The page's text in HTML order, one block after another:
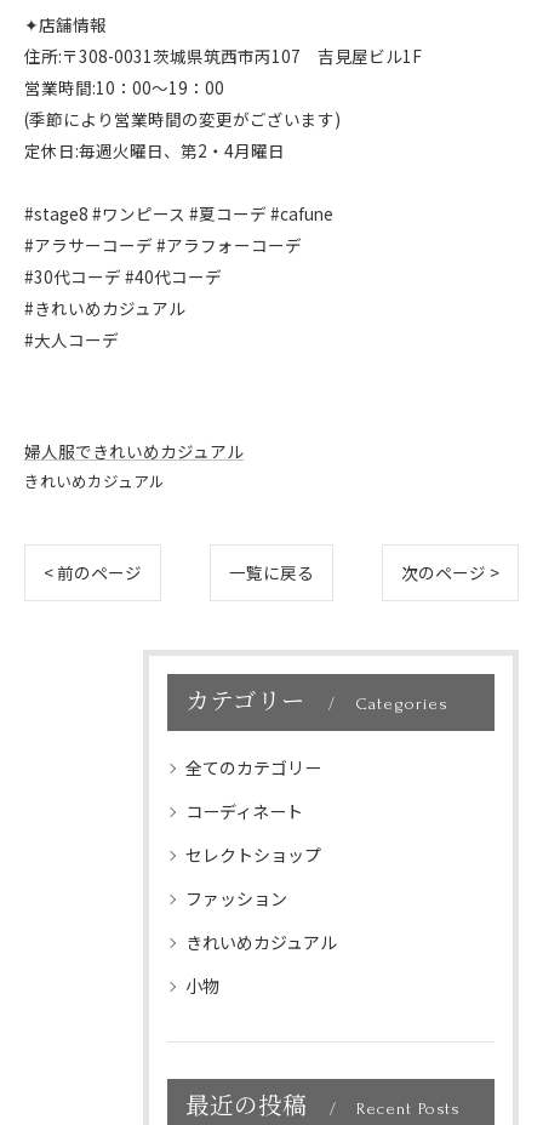
✦店舗情報
住所:〒308-0031茨城県筑西市丙107 吉見屋ビル1F
営業時間:10：00～19：00
(季節により営業時間の変更がございます)
定休日:毎週火曜日、第2・4月曜日
#stage8 #ワンピース #夏コーデ #cafune
#アラサーコーデ #アラフォーコーデ
#30代コーデ #40代コーデ
#きれいめカジュアル
#大人コーデ
婦人服できれいめカジュアル
きれいめカジュアル
< 前のページ 一覧に戻る 次のページ >
カテゴリー Categories
全てのカテゴリー
コーディネート
セレクトショップ
ファッション
きれいめカジュアル
小物
最近の投稿 Recent Posts